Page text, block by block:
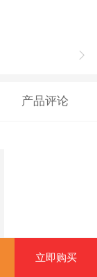
产品评论
立即购买